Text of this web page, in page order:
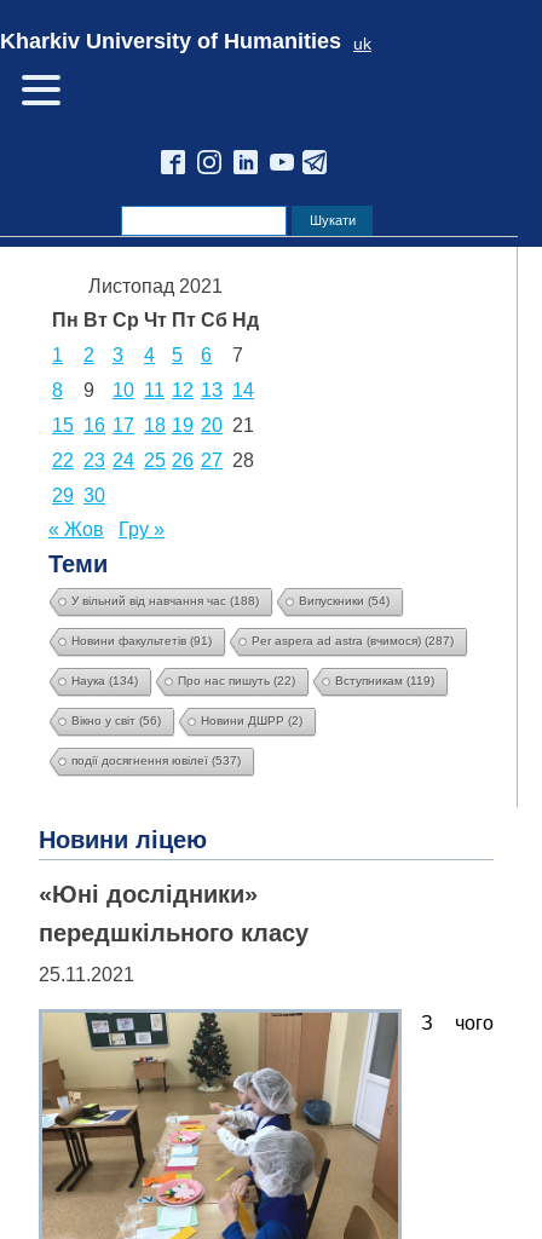
Kharkiv University of Humanities uk
Листопад 2021
Пн Вт Ср Чт Пт Сб Нд
1
2 3 4 5 6
7
8
9 10 11 12 13 14
15 16 17 18 19 20 21
22 23 24 25 26 27 28
29 30
« Жов
Гру »
Теми
У вільний від навчання час (188) Випускники (54)
Новини факультетів (91) Per aspera ad astra (вчимося) (287)
Наука (134) Про нас пишуть (22) Вступникам (119)
Вікно у світ (56) Новини ДШРР (2)
події досягнення ювілеї (537)
Новини ліцею
«Юні дослідники»
передшкільного класу
25.11.2021
З чого